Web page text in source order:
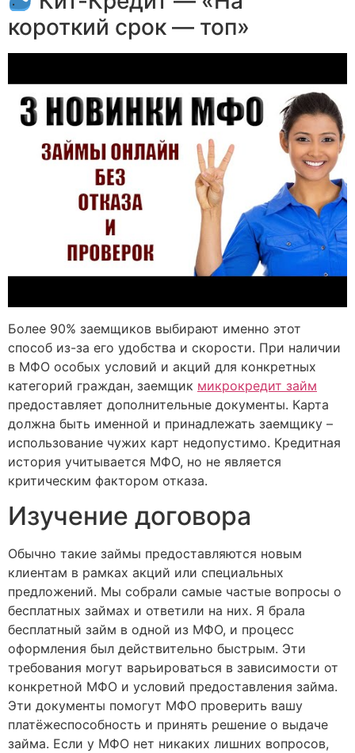
короткий срок — топ»
Более 90% заемщиков выбирают именно этот
способ из-за его удобства и скорости. При наличии
в МФО особых условий и акций для конкретных
категорий граждан, заемщик микрокредит займ
предоставляет дополнительные документы. Карта
должна быть именной и принадлежать заемщику –
использование чужих карт недопустимо. Кредитная
история учитывается МФО, но не является
критическим фактором отказа.
Изучение договора
Обычно такие займы предоставляются новым
клиентам в рамках акций или специальных
предложений. Мы собрали самые частые вопросы о
бесплатных займах и ответили на них. Я брала
бесплатный займ в одной из МФО, и процесс
оформления был действительно быстрым. Эти
требования могут варьироваться в зависимости от
конкретной МФО и условий предоставления займа.
Эти документы помогут МФО проверить вашу
платёжеспособность и принять решение о выдаче
займа. Если у МФО нет никаких лишних вопросов,